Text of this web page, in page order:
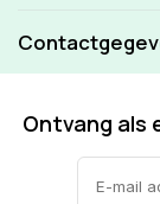
Ontvang als